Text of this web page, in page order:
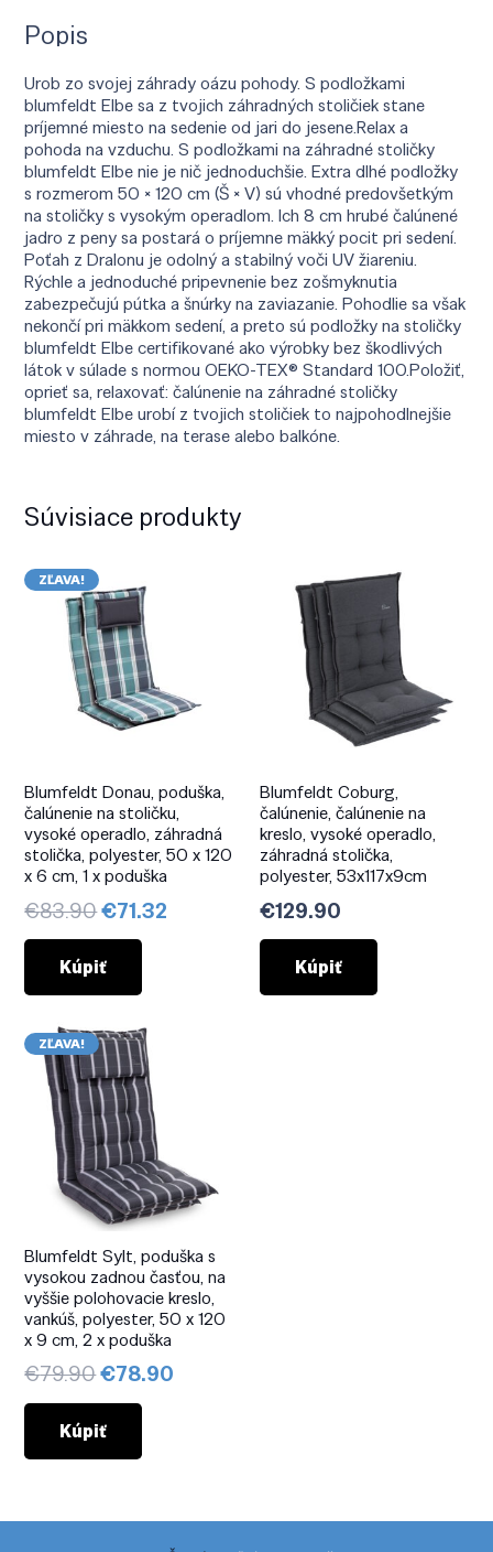
Popis
Urob zo svojej záhrady oázu pohody. S podložkami
blumfeldt Elbe sa z tvojich záhradných stoličiek stane
príjemné miesto na sedenie od jari do jesene.Relax a
pohoda na vzduchu. S podložkami na záhradné stoličky
blumfeldt Elbe nie je nič jednoduchšie. Extra dlhé podložky
s rozmerom 50 × 120 cm (Š × V) sú vhodné predovšetkým
na stoličky s vysokým operadlom. Ich 8 cm hrubé čalúnené
jadro z peny sa postará o príjemne mäkký pocit pri sedení.
Poťah z Dralonu je odolný a stabilný voči UV žiareniu.
Rýchle a jednoduché pripevnenie bez zošmyknutia
zabezpečujú pútka a šnúrky na zaviazanie. Pohodlie sa však
nekončí pri mäkkom sedení, a preto sú podložky na stoličky
blumfeldt Elbe certifikované ako výrobky bez škodlivých
látok v súlade s normou OEKO-TEX® Standard 100.Položiť,
oprieť sa, relaxovať: čalúnenie na záhradné stoličky
blumfeldt Elbe urobí z tvojich stoličiek to najpohodlnejšie
miesto v záhrade, na terase alebo balkóne.
Súvisiace produkty
ZĽAVA!
Blumfeldt Donau, poduška,
čalúnenie na stoličku,
vysoké operadlo, záhradná
stolička, polyester, 50 x 120
x 6 cm, 1 x poduška
€83.90Pôvodná
cena
bola:
€83.90.
€71.32
Kúpiť
Blumfeldt Coburg,
čalúnenie, čalúnenie na
kreslo, vysoké operadlo,
záhradná stolička,
polyester, 53x117x9cm
€129.90
Kúpiť
ZĽAVA!
Blumfeldt Sylt, poduška s
vysokou zadnou časťou, na
vyššie polohovacie kreslo,
vankúš, polyester, 50 x 120
x 9 cm, 2 x poduška
€79.90Pôvodná
cena
bola:
€79.90.
€78.90
Kúpiť